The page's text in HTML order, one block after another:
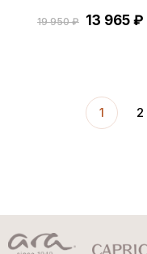
19 950 ₽ 13 965 ₽
1 2